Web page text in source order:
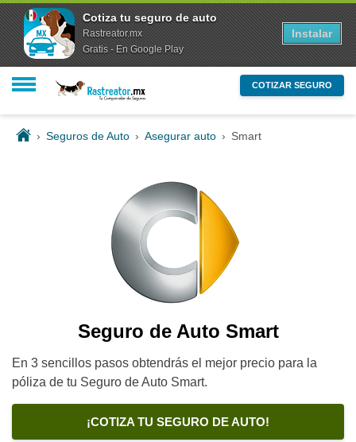
COTIZAR SEGURO
› Seguros de Auto › Asegurar auto › Smart
Seguro de Auto Smart
En 3 sencillos pasos obtendrás el mejor precio para la
póliza de tu Seguro de Auto Smart.
¡COTIZA TU SEGURO DE AUTO!
Cotiza tu seguro de auto
Rastreator.mx
Gratis - En Google Play
Instalar